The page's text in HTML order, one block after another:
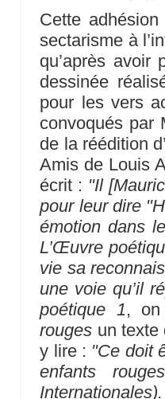
Cette
sectarisme à
qu’après avoir
dessinée
pour les vers
convoqués par
de la réédition
Amis de Louis
écrit : "Il
pour leur dire
émotion dans
L’Œuvre
vie sa
une voie qu’il
poétique 1, on
rouges un texte
y lire : "Ce doit
enfants rouges